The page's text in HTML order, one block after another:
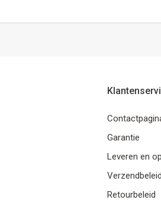
Garantie
Leveren en
Verzendbeleid
Retourbeleid